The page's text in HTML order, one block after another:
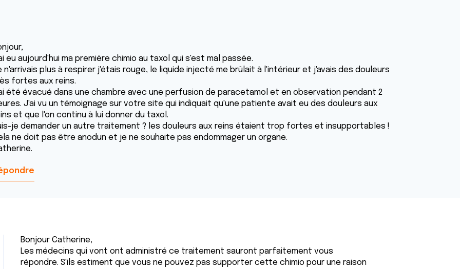
eu aujourd'hui ma première chimio au taxol qui s'est mal passée.
n'arrivais plus à respirer j'étais rouge, le liquide injecté me brûlait à l'intérieur et j'avais des douleurs
fortes aux reins.
été évacué dans une chambre avec une perfusion de paracetamol et en observation pendant 2
J'ai vu un témoignage sur votre site qui indiquait qu'une patiente avait eu des douleurs aux
et que l'on continu à lui donner du taxol.
je demander un autre traitement ? les douleurs aux reins étaient trop fortes et insupportables !
ne doit pas être anodun et je ne souhaite pas endommager un organe.
Bonjour Catherine,
Les médecins qui vont ont administré ce traitement sauront parfaitement vous
répondre. S'ils estiment que vous ne pouvez pas supporter cette chimio pour une raison